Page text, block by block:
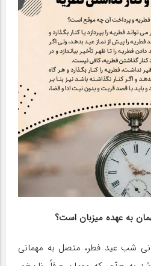
به عهده میزبان است؟
شب عید فطر، متصل به مهمانی